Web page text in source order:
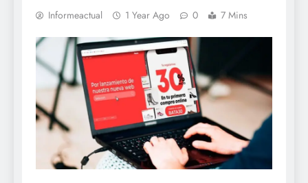
Informeactual 1 Year Ago 0 7 Mins